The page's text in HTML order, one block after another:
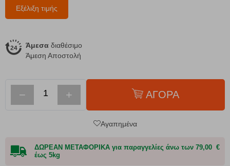
Εξέλιξη τιμής
Άμεσα διαθέσιμο
Άμεση Αποστολή
− + ΑΓΟΡΑ
Αγαπημένα
ΔΩΡΕΑΝ ΜΕΤΑΦΟΡΙΚΑ για παραγγελίες άνω των 79,00 €
έως 5kg